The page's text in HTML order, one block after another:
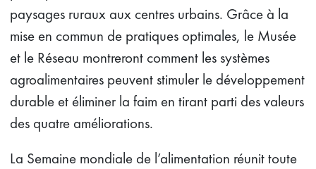
paysages ruraux aux centres urbains. Grâce à la
mise en commun de pratiques optimales, le Musée
et le Réseau montreront comment les systèmes
agroalimentaires peuvent stimuler le développement
durable et éliminer la faim en tirant parti des valeurs
des quatre améliorations.
La Semaine mondiale de l’alimentation réunit toute